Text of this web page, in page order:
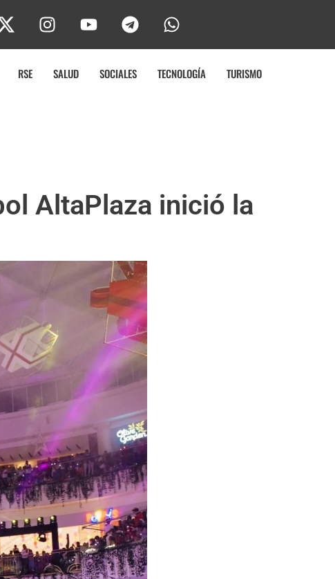
RSE SALUD SOCIALES TECNOLOGÍA TURISMO
AltaPlaza inició la